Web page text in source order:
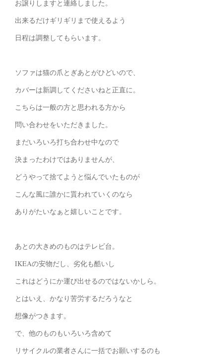
お譲りしますと連絡しました。
出来るだけギリギリまで使えるよう
日程は調整してもらいます。
ソファは猫の爪とぎあとがひどいので、
カバーは新調してくださいねと正直に。
こちらは一般の方と思われる方から
問い合わせをいただきました。
まだいろいろ打ち合わせ中なので
決まったわけではありませんが、
どうやって捨てようと悩んでいたものが
こんな風に誰かに貰われていくのなら
ありがたいなぁと嬉しいことです。
あとの大きめのものはテレビ台。
IKEAの安物だし、劣化も酷いし
これはどうにか運び出せるのではないかしら。
とはいえ、かなり苦労するだろうなと
想像がつきます。
で、他のものもいろいろ含めて
リサイクルの業者さんに一括でお願いするのも